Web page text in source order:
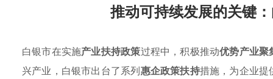
推动可持续发展的关键
白银市在实施产业扶持政策过程中，积极推动优势产业聚
兴产业，白银市出台了系列惠企政策扶持措施，为企业提